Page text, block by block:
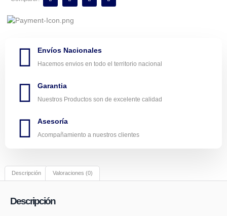
Envíos Nacionales
Hacemos envios en todo el territorio nacional
Garantia
Nuestros Productos son de excelente calidad
Asesoría
Acompañamiento a nuestros clientes
Descripción Valoraciones (0)
Descripción